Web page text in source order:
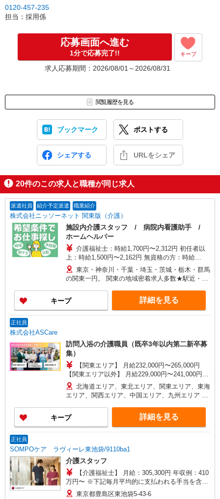
0120-457-235
担当：採用係
応募画面へ進む
1分で応募完了!! キープ
求人応募期間：2026/08/01～2026/08/31
閲覧履歴を見る
ブックマーク ポストする
シェアする URLをシェア
20件のこの求人と職種が同じ求人
派遣社員 紹介予定派遣 職業紹介
株式会社ニッソーネット 関東版（介護）
施設内介護スタッフ / 病院内看護助手 /
ホームヘルパー
介護福祉士：時給1,700円〜2,312円 初任者以
上：時給1,500円〜2,162円 無資格の方：時給
1,350円〜1,925円 ※給与幅は勤務先による +交通
費、諸手当（勤務先による） +0円で介護資格が取
れる （別途規定） ★給与日払い制度あり！
東京・神奈川・千葉・埼玉・茨城・栃木・群馬
の関東一円。 関東の地域密着求人多数★駅近・家
キープ 詳細を見る
正社員
株式会社ASCare
訪問入浴の介護職員（既卒3年以内第二新卒募
集）
【関東エリア】 月給232,000円〜265,000円
【関東エリア以外】 月給229,000円〜241,000円
※勤務地域により異なります ※地域手当含む ※交
付金手当含む ※各種手当は待遇項目を参照 ◎キャ
リアステップ年収モデル（参考値） 一般職（平均
勤続年数5年）390万円 事業所長（平均勤続年数10
年 2〜3年で所長になる人もいます！）500万円
ブロック長（平均勤続年数13年）650万円 エリア
北海道エリア、東北エリア、関東エリア、東海
エリア、関西エリア、中国エリア、九州エリア ※
属されます。 ※Ｕ・Ｉターン歓迎！会社都合によ
る異動等はございません！
キープ 詳細を見る
正社員
SOMPOケア ラヴィーレ東池袋/9110ba1
介護スタッフ
【介護福祉士】 月給：305,300円 年収例：410
万円〜 ※下記毎月平均的に支払われる手当を含み
ます。 ・職務手当 ・特別職務手当 ・特別地域手
東京都豊島区東池袋5-43-6